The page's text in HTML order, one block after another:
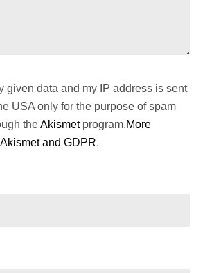
given data and my IP address is sent
USA only for the purpose of spam
theAkismetprogram.More
and GDPR.